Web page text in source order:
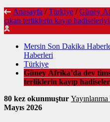
Anasayfa / Türkiye / Güney
çıkan terliklerin kayıp
Mersin Son Dakika
Haberleri
Türkiye
Güney Afrika’da dev
terliklerin kayıp
80 kez okunmuştur
Mayıs 2026